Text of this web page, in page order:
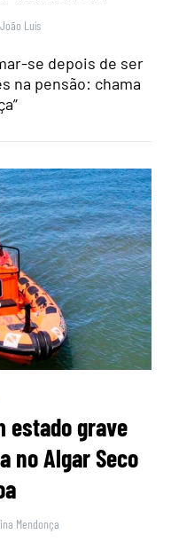
João Luís
se depois de ser
na pensão: chama
estado grave
no Algar Seco
Mendonça